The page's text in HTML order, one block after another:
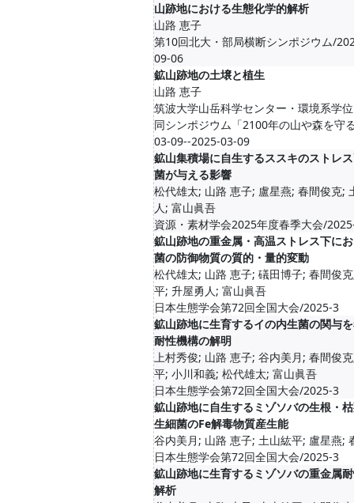
山跡地における生態化学的解析
山路 恵子
第10回北大・部局横断シンポジウム/
09-06
鉱山跡地の土壌と植生
山路 恵子
筑波大学山岳科学センター・環境系学
同シンポジウム「2100年の山や森を守
03-09--2025-03-09
鉱山集積場に自生するススキのストレ
菌が与える影響
松代雄太; 山路 恵子; 盧星燕; 春間俊克;
人; 富山眞吾
資源・素材学会2025年度春季大会/
鉱山跡地の重金属・高温ストレス下に
菌の防御物質の質的・量的変動
松代雄太; 山路 恵子; 礒田博子; 春間俊
平; 升屋勇人; 富山眞吾
日本生態学会第72回全国大会/2025-3
鉱山跡地に生育するイの内生菌の関与
耐性機構の解明
上村秀俊; 山路 恵子; 谷内美月; 春間俊
平; 小川和義; 松代雄太; 富山眞吾
日本生態学会第72回全国大会/2025-3
鉱山跡地に自生するミゾソバの生根・
生細菌のFe解毒物質産生能
谷内美月; 山路 恵子; 土山紘平; 盧星燕;
日本生態学会第72回全国大会/2025-3
鉱山跡地に生育するミゾソバの重金属
解析